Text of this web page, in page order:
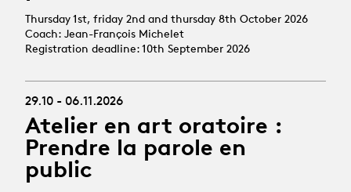
Thursday 1st, friday 2nd and thursday 8th October 2026
Coach: Jean-François Michelet
Registration deadline: 10th September 2026
29.10 - 06.11.2026
Atelier en art oratoire :
Prendre la parole en
public